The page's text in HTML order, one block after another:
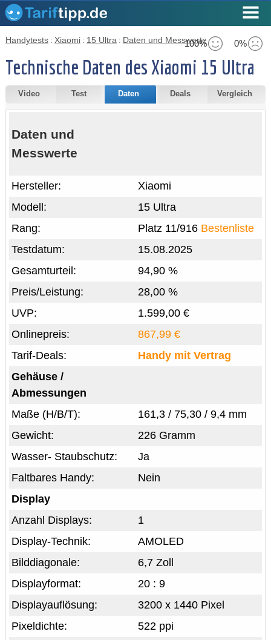
100% 0%
Handytests : Xiaomi : 15 Ultra : Daten und Messwerte
Technische Daten des Xiaomi 15 Ultra
Video Test Daten Deals Vergleich
Daten und
Messwerte
Xiaomi
Hersteller:
15 Ultra
Modell:
Platz 11/916 Bestenliste
Rang:
15.08.2025
Testdatum:
94,90 %
Gesamturteil:
28,00 %
Preis/Leistung:
1.599,00 €
UVP:
867,99 €
Onlinepreis:
Handy mit Vertrag
Tarif-Deals:
Gehäuse /
Abmessungen
161,3 / 75,30 / 9,4 mm
Maße (H/B/T):
226 Gramm
Gewicht:
Ja
Wasser- Staubschutz:
Nein
Faltbares Handy:
Display
1
Anzahl Displays:
AMOLED
Display-Technik:
6,7 Zoll
Bilddiagonale:
20 : 9
Displayformat:
3200 x 1440 Pixel
Displayauflösung:
522 ppi
Pixeldichte: